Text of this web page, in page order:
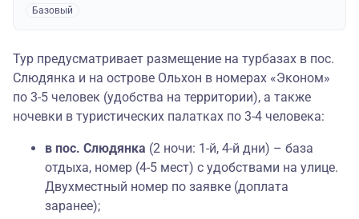
Базовый
Тур предусматривает размещение на турбазах в пос.
Слюдянка и на острове Ольхон в номерах «Эконом»
по 3-5 человек (удобства на территории), а также
ночевки в туристических палатках по 3-4 человека:
в пос. Слюдянка (2 ночи: 1-й, 4-й дни) – база
отдыха, номер (4-5 мест) с удобствами на улице.
Двухместный номер по заявке (доплата
заранее);